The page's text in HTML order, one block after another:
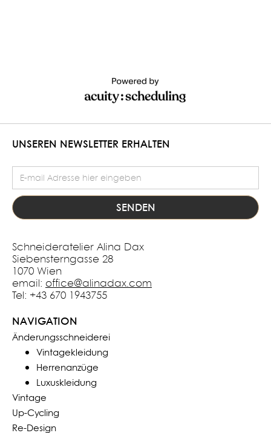
UNSEREN NEWSLETTER ERHALTEN
Schneideratelier Alina Dax
Siebensterngasse 28
1070 Wien
email: office@alinadax.com
Tel: +43 670 1943755
NAVIGATION
Änderungsschneiderei
Vintagekleidung
Herrenanzüge
Luxuskleidung
Vintage
Up-Cycling
Re-Design